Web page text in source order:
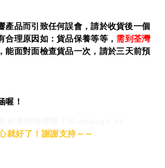
產品而引致任何誤會，請於收貨後一個
合理原因如：貨品保養等等， 需到荃灣
能面對面檢查貨品一次，請於三天前預
喔！
就好了！謝謝支持～～